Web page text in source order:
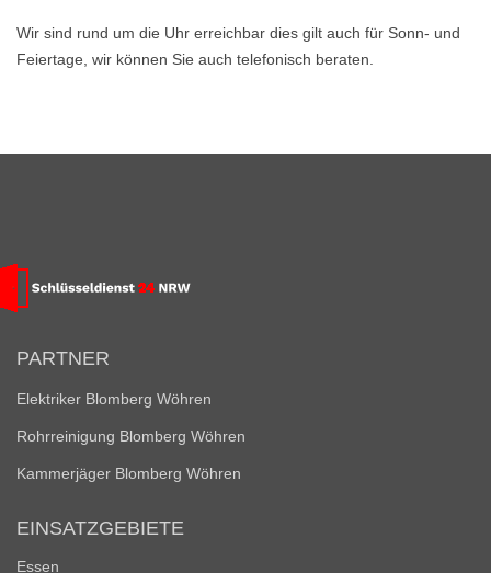
Wir sind rund um die Uhr erreichbar dies gilt auch für Sonn- und
Feiertage, wir können Sie auch telefonisch beraten.
PARTNER
Elektriker Blomberg Wöhren
Rohrreinigung Blomberg Wöhren
Kammerjäger Blomberg Wöhren
EINSATZGEBIETE
Essen